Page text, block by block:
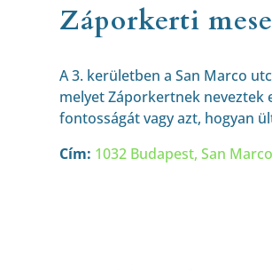
Záporkerti
A 3. kerületben a San Marco
melyet Záporkertnek neveztek
fontosságát vagy azt, hogyan
Cím: 1032 Budapest, San